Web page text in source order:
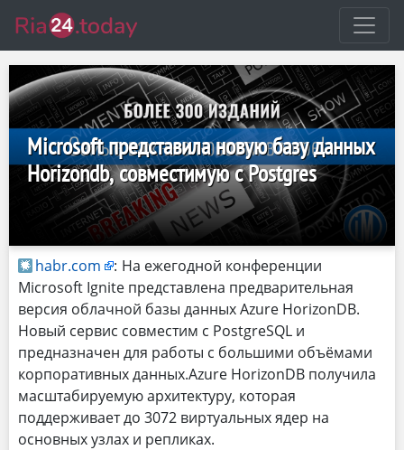
Microsoft представила новую базу данных
Horizondb, совместимую с Postgres
habr.com : На ежегодной конференции
Microsoft Ignite представлена предварительная
версия облачной базы данных Azure HorizonDB.
Новый сервис совместим с PostgreSQL и
предназначен для работы с большими объёмами
корпоративных данных.Azure HorizonDB получила
масштабируемую архитектуру, которая
поддерживает до 3072 виртуальных ядер на
основных узлах и репликах.